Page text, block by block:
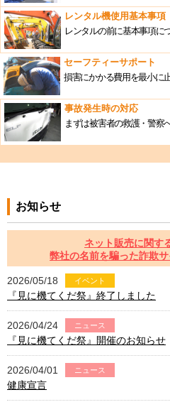
レンタル機使用基本事項
レンタルの前に基本事項に
セーフティーサポート
損害にかかる費用を最小に
事故発生時の対応
まずは被害者の救護・警察
お知らせ
ネット販売に関す
弊社の名前を騙った詐欺
2026/05/18 イベント
『見に機てくだ祭』終了しました
2026/04/24 ニュース
『見に機てくだ祭』開催のお知らせ
2026/04/01 ニュース
健康宣言